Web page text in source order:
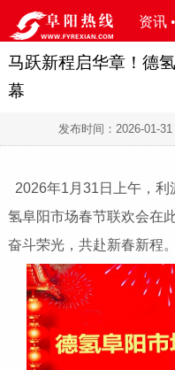
资讯 •
马跃新程启华章！德
幕
发布时间： 2026-01-31
2026年1月31日上午，
氢阜阳市场春节联欢会在
奋斗荣光，共赴新春新程。